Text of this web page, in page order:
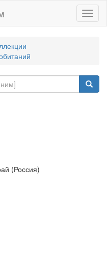
(Россия)